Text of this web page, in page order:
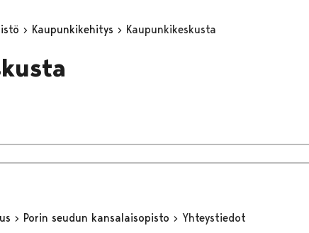
Kaupunkikehitys Kaupunkikeskusta
Porin seudun kansalaisopisto Yhteystiedot